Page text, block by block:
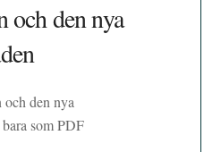
och den nya
den nya
som PDF